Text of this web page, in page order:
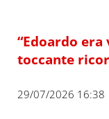
“Edoardo era
toccante
29/07/2026 16:38